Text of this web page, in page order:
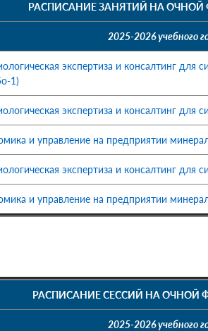
РАСПИСАНИЕ ЗАНЯТИЙ НА ОЧНОЙ
2025-2026 учебного
экспертиза и консалтинг
1)
экспертиза и консалтинг
и управление на предприятии
экспертиза и консалтинг
и управление на предприятии
РАСПИСАНИЕ СЕССИЙ НА ОЧНОЙ
2025-2026 учебного